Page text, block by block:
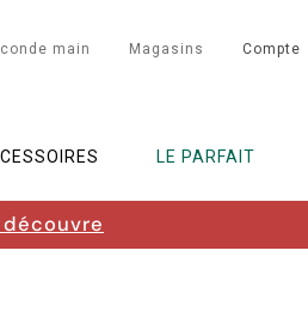
main Magasins Compte
LE PARFAIT